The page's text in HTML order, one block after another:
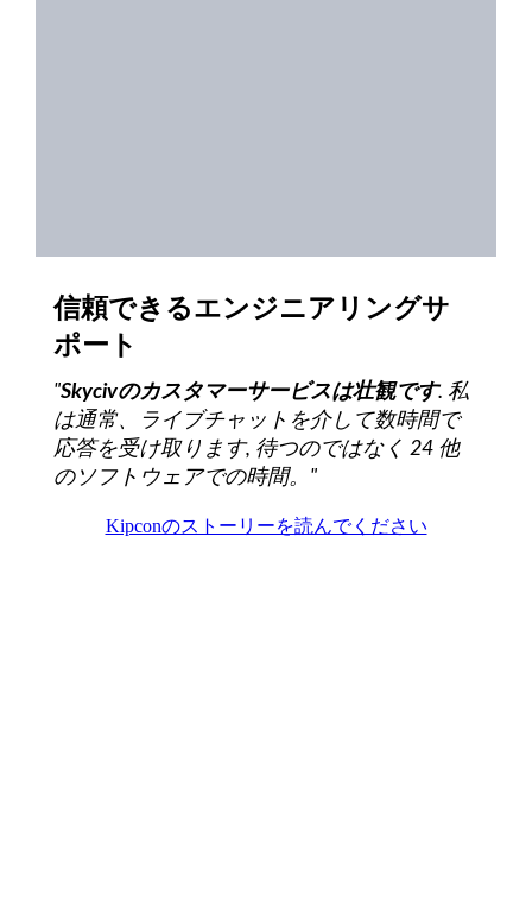
信頼できるエンジニアリングサ
ポート
"Skycivのカスタマーサービスは壮観です. 私
は通常、ライブチャットを介して数時間で
応答を受け取ります, 待つのではなく 24 他
のソフトウェアでの時間。"
Kipconのストーリーを読んでください